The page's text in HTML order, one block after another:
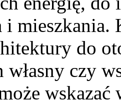
i mieszkania.
do
własny czy
wskazać